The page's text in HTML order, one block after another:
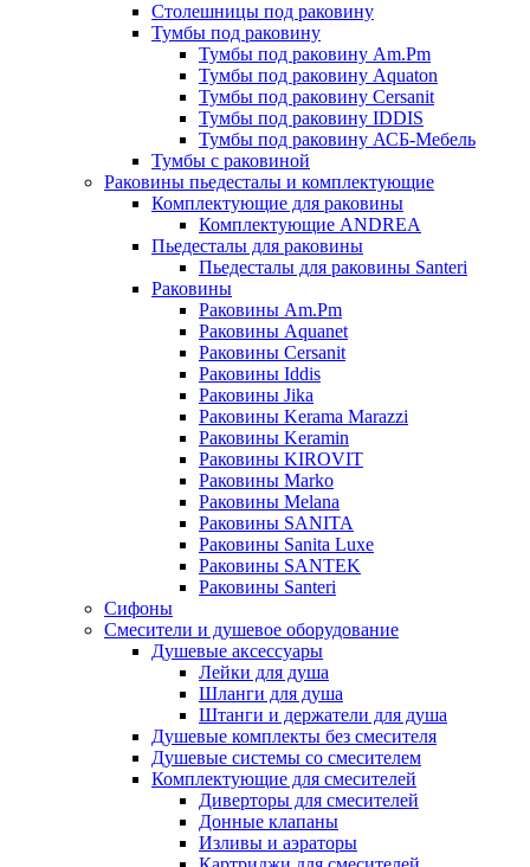
Столешницы под раковину
Тумбы под раковину
Тумбы под раковину Am.Pm
Тумбы под раковину Aquaton
Тумбы под раковину Cersanit
Тумбы под раковину IDDIS
Тумбы под раковину АСБ-Мебель
Тумбы с раковиной
Раковины пьедесталы и комплектующие
Комплектующие для раковины
Комплектующие ANDREA
Пьедесталы для раковины
Пьедесталы для раковины Santeri
Раковины
Раковины Am.Pm
Раковины Aquanet
Раковины Cersanit
Раковины Iddis
Раковины Jika
Раковины Kerama Marazzi
Раковины Keramin
Раковины KIROVIT
Раковины Marko
Раковины Melana
Раковины SANITA
Раковины Sanita Luxe
Раковины SANTEK
Раковины Santeri
Сифоны
Смесители и душевое оборудование
Душевые аксессуары
Лейки для душа
Шланги для душа
Штанги и держатели для душа
Душевые комплекты без смесителя
Душевые системы со смесителем
Комплектующие для смесителей
Диверторы для смесителей
Донные клапаны
Изливы и аэраторы